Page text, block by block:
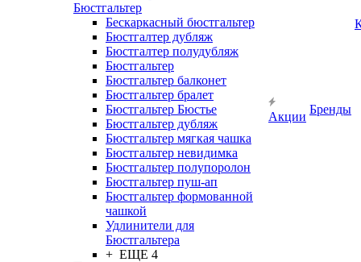
Бюстгальтер
Бескаркасный бюстгальтер
Бюстгалтер дубляж
Бюстгалтер полудубляж
Бюстгальтер
Бюстгальтер балконет
Бюстгальтер бралет
Бюстгальтер Бюстье
Бюстгальтер дубляж
Бюстгальтер мягкая чашка
Бюстгальтер невидимка
Бюстгальтер полупоролон
Бюстгальтер пуш-ап
Бюстгальтер формованной
чашкой
Удлинители для
Бюстгальтера
+ ЕЩЕ 4
Акции
Бренды